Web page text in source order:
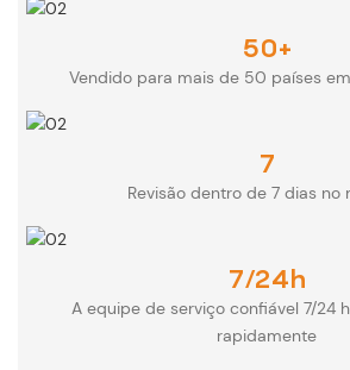
50+
Vendido para mais de 50 países
7
Revisão dentro de 7 dias no
7/24h
A equipe de serviço confiável 7/24
rapidamente